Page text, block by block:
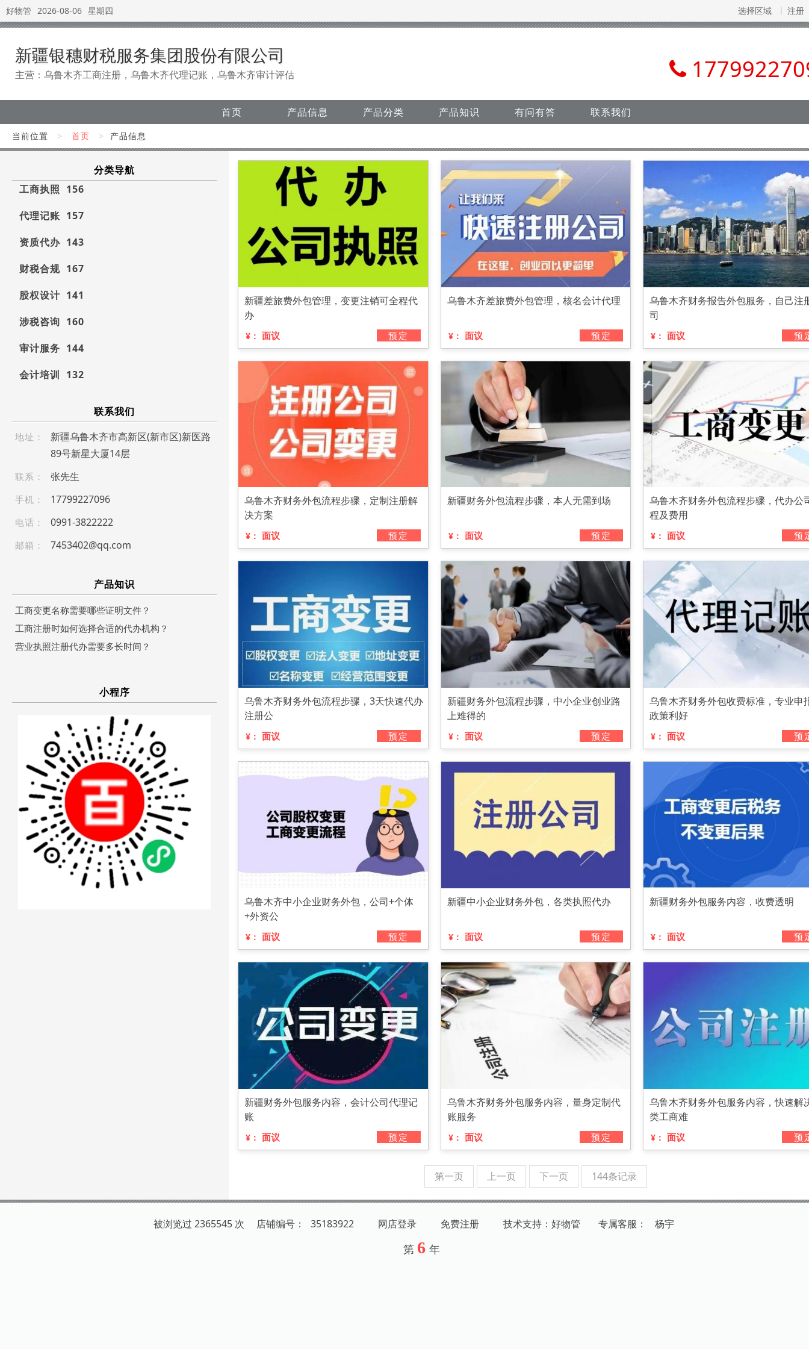
好物管 2026-08-06 星期四 选择区域 注册
新疆银穗财税服务集团股份有限公司
主营：乌鲁木齐工商注册，乌鲁木齐代理记账，乌鲁木齐审计评估
首页 产品信息 产品分类 产品知识 有问有答 联系我们
当前位置 > 首页 > 产品信息
分类导航
工商执照 156
代理记账 157
资质代办 143
财税合规 167
股权设计 141
涉税咨询 160
审计服务 144
会计培训 132
联系我们
地址：
新疆乌鲁木齐市高新区(新市区)新医路
89号新星大厦14层
联系： 张先生
手机： 17 7 992 2 709 6
电话： 0 991 - 3 8 222 22
邮箱： 7453402@qq.com
产品知识
工商变更名称需要哪些证明文件？
工商注册时如何选择合适的代办机构？
营业执照注册代办需要多长时间？
小程序
新疆差旅费外包管理，变更注销可全程代
办
¥： 面议 预定
乌鲁木齐差旅费外包管理，核名会计代理
¥： 面议 预定
乌鲁木齐财务报告外包服务，自己注
司
¥： 面议 预
乌鲁木齐财务外包流程步骤，定制注册解
决方案
¥： 面议 预定
新疆财务外包流程步骤，本人无需到场
¥： 面议 预定
乌鲁木齐财务外包流程步骤，代办公
程及费用
¥： 面议 预
乌鲁木齐财务外包流程步骤，3天快速代办
注册公
¥： 面议 预定
新疆财务外包流程步骤，中小企业创业路
上难得的
¥： 面议 预定
乌鲁木齐财务外包收费标准，专业申
政策利好
¥： 面议 预
乌鲁木齐中小企业财务外包，公司+个体
+外资公
¥： 面议 预定
新疆中小企业财务外包，各类执照代办
¥： 面议 预定
新疆财务外包服务内容，收费透明
¥： 面议 预
新疆财务外包服务内容，会计公司代理记
账
¥： 面议 预定
乌鲁木齐财务外包服务内容，量身定制代
账服务
¥： 面议 预定
乌鲁木齐财务外包服务内容，快速解
类工商难
¥： 面议 预
第一页 上一页 下一页 144条记录
被浏览过 2365545 次 店铺编号： 35183922 网店登录 免费注册 技术支持：好物管 专属客服 ： 杨宇
第 6 年